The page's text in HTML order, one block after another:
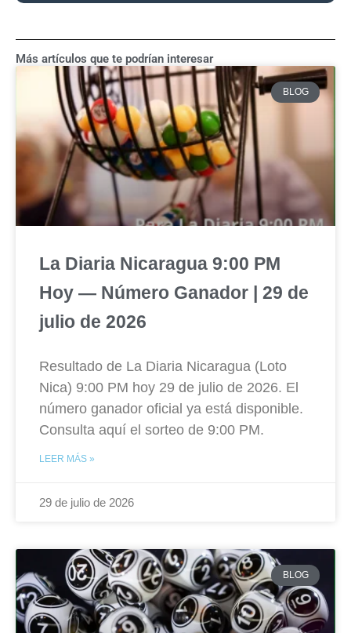
Más artículos que te podrían interesar
BLOG
La Diaria Nicaragua 9:00 PM
Hoy — Número Ganador | 29 de
julio de 2026
Resultado de La Diaria Nicaragua (Loto
Nica) 9:00 PM hoy 29 de julio de 2026. El
número ganador oficial ya está disponible.
Consulta aquí el sorteo de 9:00 PM.
LEER MÁS »
29 de julio de 2026
BLOG